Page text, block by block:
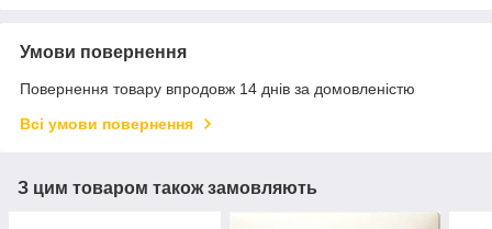
Умови повернення
Повернення товару впродовж 14 днів за домовленістю
Всі умови повернення
З цим товаром також замовляють